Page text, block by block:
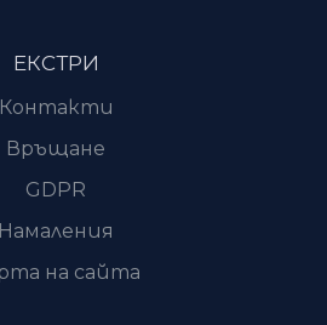
ЕКСТРИ
Контакти
Връщане
GDPR
Намаления
на сайта